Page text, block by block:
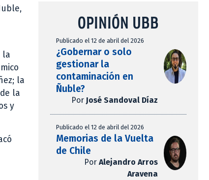
la
la
la
y
OPINIÓN UBB
Publicado el 12 de abril del 2026
¿Gobernar o solo
gestionar la
contaminación en
Ñuble?
Por José Sandoval Díaz
Publicado el 12 de abril del 2026
Memorias de la Vuelta
de Chile
Por Alejandro Arros
Aravena